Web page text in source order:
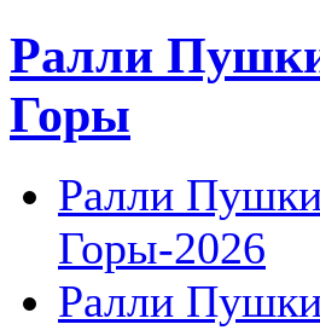
Ралли
Горы
Ралли
Горы-2026
Ралли